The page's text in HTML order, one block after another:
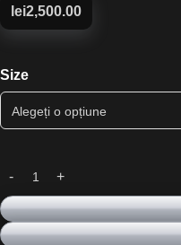
lei2,500.00
Size